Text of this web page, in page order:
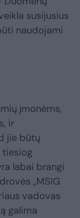
susijusius
naudojami
įmonėms,
ir
jie būtų
tiesiog
labai brangi
„MSIG
vadovas
galima